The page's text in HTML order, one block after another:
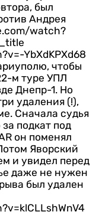
был
Андрея
watch?
YbXdKPXd68
чтобы
м туре УПЛ
Днепр-1. Но
удаления (!),
Сначала судья
подкат под
он поменял
Яворский
и увидел перед
даже не нужен
был удален